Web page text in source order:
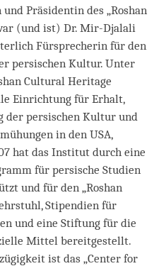
Präsidentin des „Roshan
(und ist) Dr. Mir-Djalali
Fürsprecherin für den
persischen Kultur. Unter
Cultural Heritage
Einrichtung für Erhalt,
persischen Kultur und
in den USA,
hat das Institut durch eine
für persische Studien
und für den „Roshan
Stipendien für
und eine Stiftung für die
Mittel bereitgestellt.
ist das „Center for